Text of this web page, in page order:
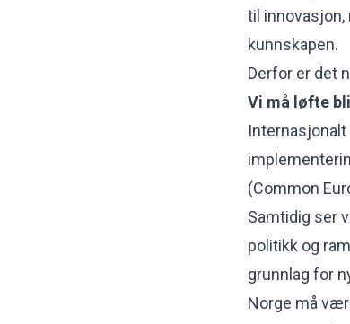
til
kunnskapen.
Derfor er det
Vi må løfte
Internasjonalt
(Common
Samtidig ser
politikk og
grunnlag for
Norge må